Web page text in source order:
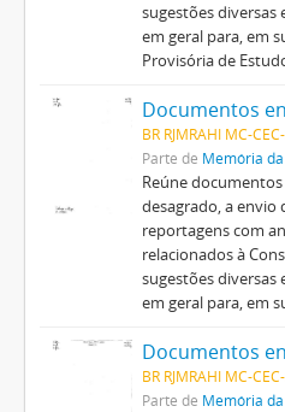
sugestões diversas
em geral para, em
Provisória de
BR RJMRAHI MC-
Parte de Memória
Reúne
desagrado, a envio
reportagens com
relacionados à
sugestões diversas
em geral para, em
BR RJMRAHI MC-
Parte de Memória